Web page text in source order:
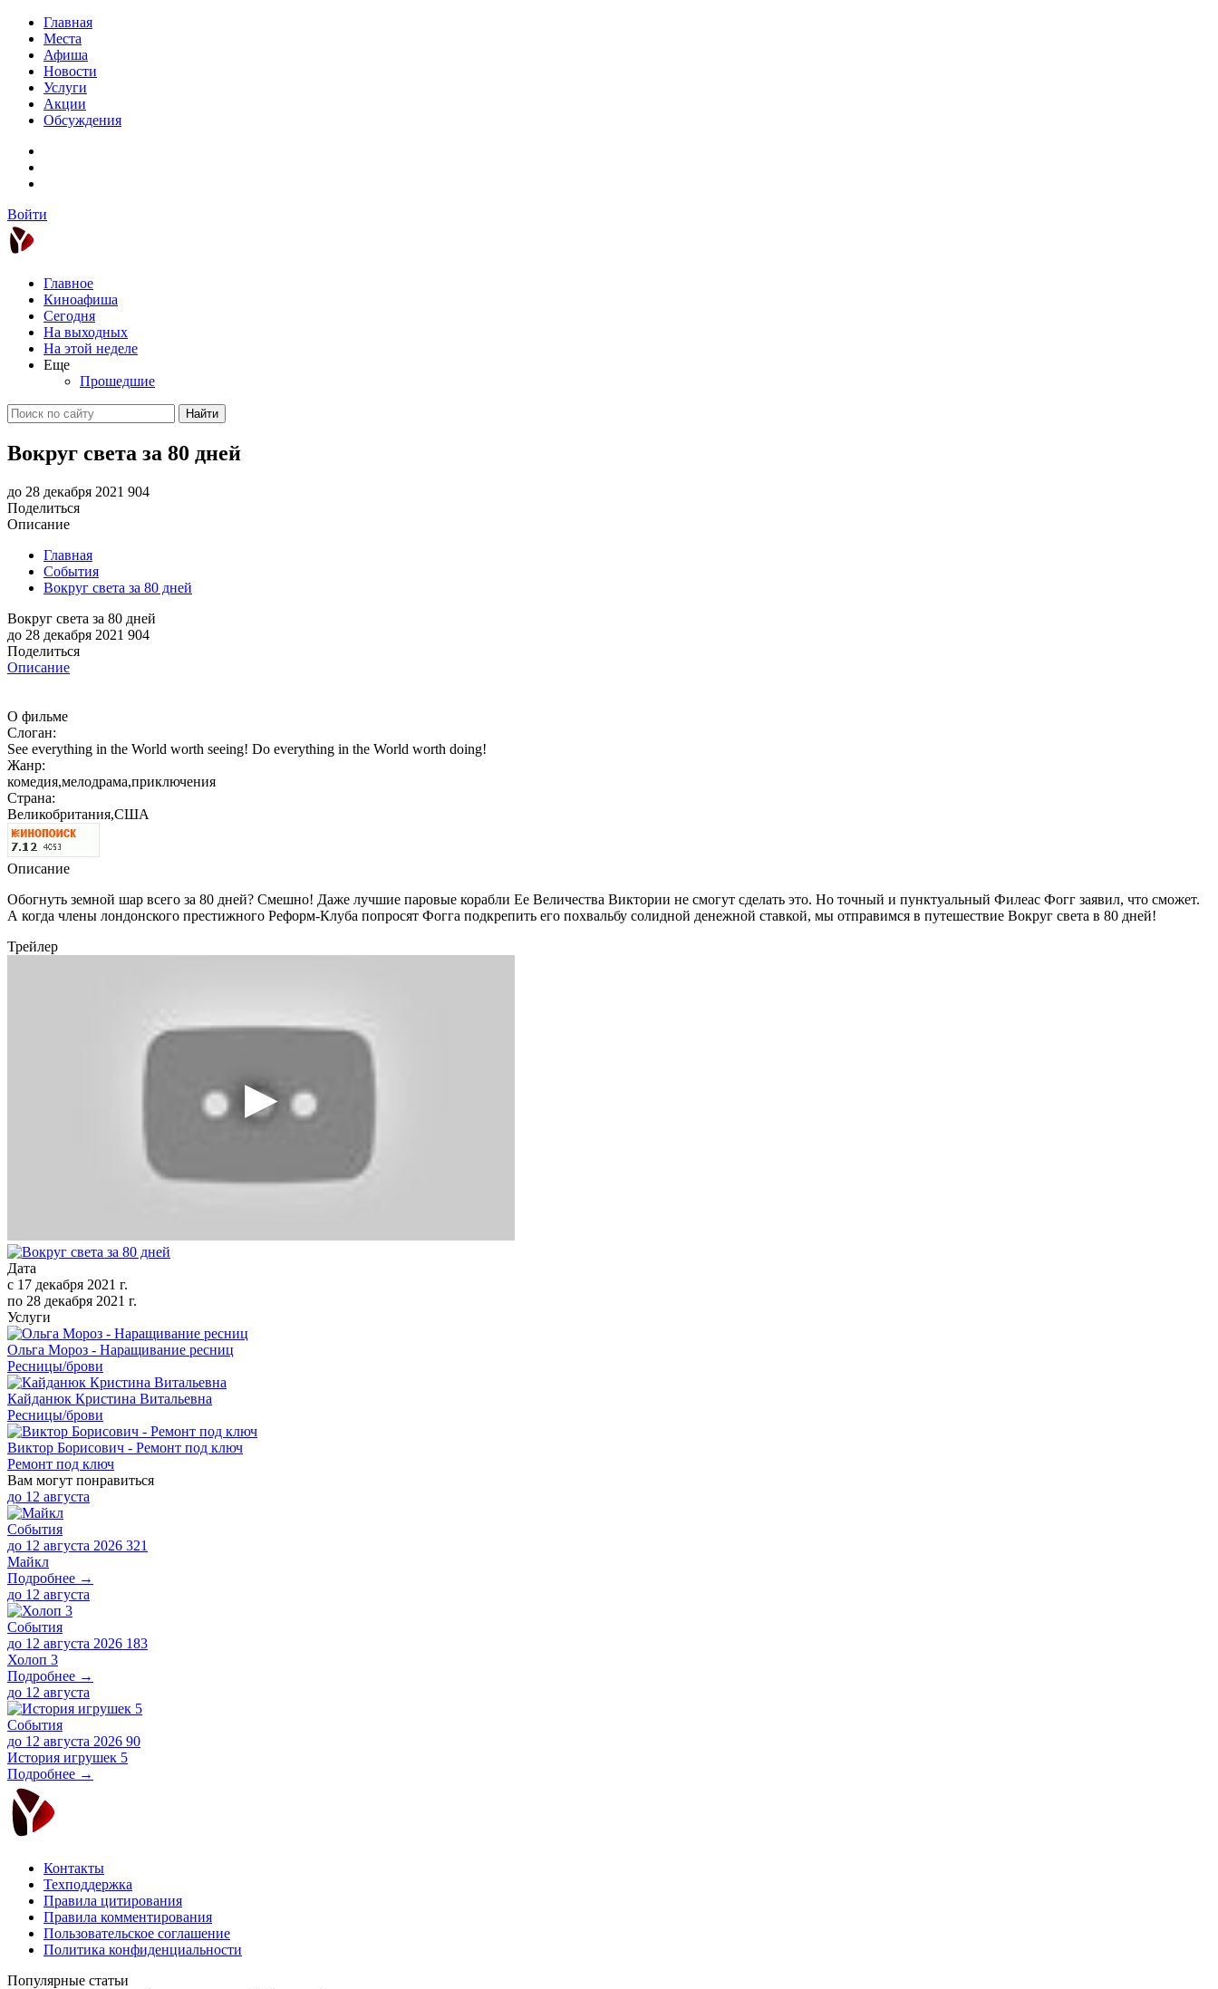
Главная
Места
Афиша
Новости
Услуги
Акции
Обсуждения
Войти
Главное
Киноафиша
Сегодня
На выходных
На этой неделе
Еще
Прошедшие
Найти
Вокруг света за 80 дней
до 28 декабря 2021 904
Поделиться
Описание
Главная
События
Вокруг света за 80 дней
Вокруг света за 80 дней
до 28 декабря 2021 904
Поделиться
Описание
О фильме
Слоган:
See everything in the World worth seeing! Do everything in the World worth doing!
Жанр:
комедия,мелодрама,приключения
Страна:
Великобритания,США
Описание
Обогнуть земной шар всего за 80 дней? Смешно! Даже лучшие паровые корабли Ее Величества Виктории не смогут сделать это. Но точный и пунктуальный Филеас Фогг заявил, что сможет.
А когда члены лондонского престижного Реформ-Клуба попросят Фогга подкрепить его похвальбу солидной денежной ставкой, мы отправимся в путешествие Вокруг света в 80 дней!
Трейлер
Дата
с 17 декабря 2021 г.
по 28 декабря 2021 г.
Услуги
Ольга Мороз - Наращивание ресниц
Ресницы/брови
Кайданюк Кристина Витальевна
Ресницы/брови
Виктор Борисович - Ремонт под ключ
Ремонт под ключ
Вам могут понравиться
до 12 августа
События
до 12 августа 2026 321
Майкл
Подробнее →
до 12 августа
События
до 12 августа 2026 183
Холоп 3
Подробнее →
до 12 августа
События
до 12 августа 2026 90
История игрушек 5
Подробнее →
Контакты
Техподдержка
Правила цитирования
Правила комментирования
Пользовательское соглашение
Политика конфиденциальности
Популярные статьи